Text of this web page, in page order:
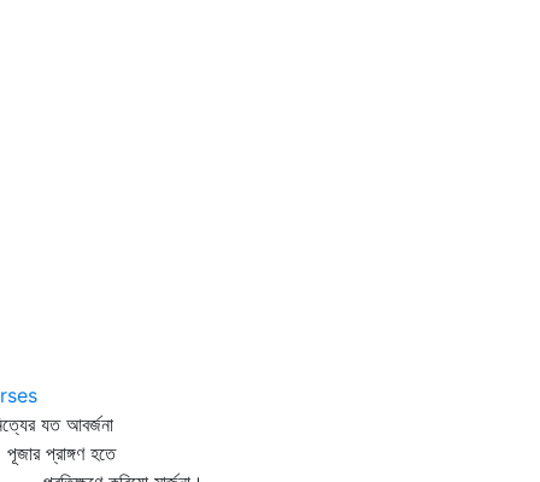
যত আবর্জনা
প্রাঙ্গণ হতে